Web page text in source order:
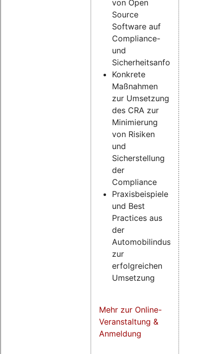
von Open
Source
Software auf
Compliance-
und
Sicherheitsanforderungen
Konkrete
Maßnahmen
zur Umsetzung
des CRA zur
Minimierung
von Risiken
und
Sicherstellung
der
Compliance
Praxisbeispiele
und Best
Practices aus
der
Automobilindustrie
zur
erfolgreichen
Umsetzung
Mehr zur Online-
Veranstaltung &
Anmeldung